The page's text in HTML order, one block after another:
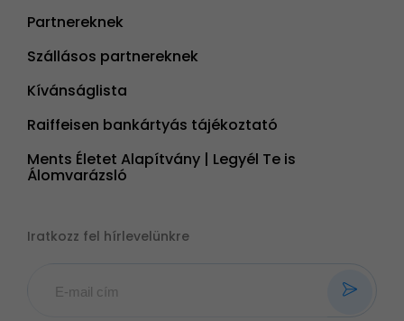
Partnereknek
Szállásos partnereknek
Kívánságlista
Raiffeisen bankártyás tájékoztató
Ments Életet Alapítvány | Legyél Te is
Álomvarázsló
Iratkozz fel hírlevelünkre